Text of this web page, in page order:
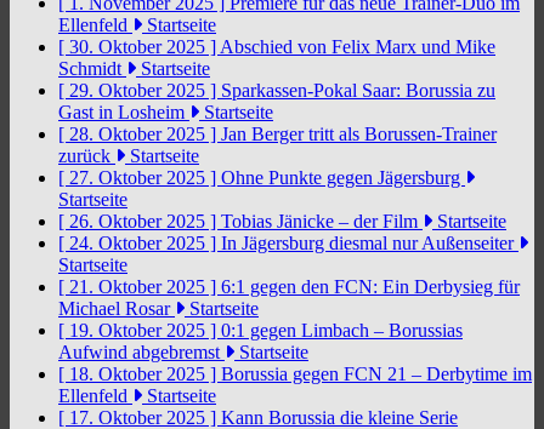
Ellenfeld
Startseite
[ 30. Oktober 2025 ] Abschied von Felix Marx und Mike
Schmidt
Startseite
[ 29. Oktober 2025 ] Sparkassen-Pokal Saar: Borussia zu
Gast in Losheim
Startseite
[ 28. Oktober 2025 ] Jan Berger tritt als Borussen-Trainer
zurück
Startseite
[ 27. Oktober 2025 ] Ohne Punkte gegen Jägersburg
Startseite
[ 26. Oktober 2025 ] Tobias Jänicke – der Film
Startseite
[ 24. Oktober 2025 ] In Jägersburg diesmal nur Außenseiter
Startseite
[ 21. Oktober 2025 ] 6:1 gegen den FCN: Ein Derbysieg für
Michael Rosar
Startseite
[ 19. Oktober 2025 ] 0:1 gegen Limbach – Borussias
Aufwind abgebremst
Startseite
[ 18. Oktober 2025 ] Borussia gegen FCN 21 – Derbytime im
Ellenfeld
Startseite
[ 17. Oktober 2025 ] Kann Borussia die kleine Serie